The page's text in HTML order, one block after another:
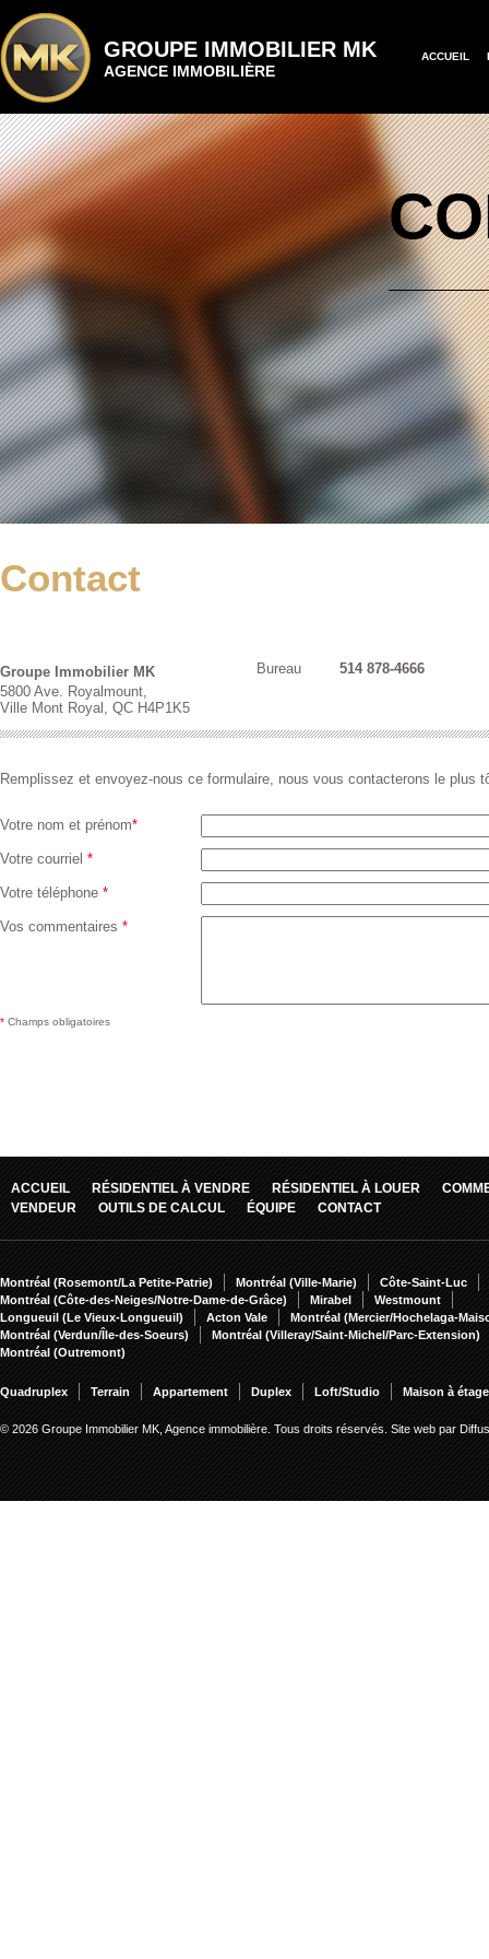
GROUPE IMMOBILIER MK
AGENCE IMMOBILIÈRE
ACCUEIL
Contact
Groupe Immobilier MK
5800 Ave. Royalmount,
Ville Mont Royal, QC H4P1K5
Bureau 514 878-4666
Remplissez et envoyez-nous ce formulaire, nous vous contacterons le plus
Votre nom et prénom*
Votre courriel *
Votre téléphone *
Vos commentaires *
* Champs obligatoires
ACCUEIL RÉSIDENTIEL À VENDRE RÉSIDENTIEL À LOUER
VENDEUR
OUTILS DE CALCUL ÉQUIPE CONTACT
Montréal (Rosemont/La Petite-Patrie) Montréal (Ville-Marie)
Côte-Saint-Luc
Montréal (Côte-des-Neiges/Notre-Dame-de-Grâce)
Mirabel
Westmount
Longueuil (Le Vieux-Longueuil)
Acton Vale
Montréal (Mercier/Hochelaga-
Montréal (Verdun/Île-des-Soeurs)
Montréal (Villeray/Saint-Michel/Parc-Extension)
Montréal (Outremont)
Quadruplex Terrain Appartement Duplex Loft/Studio Maison à
© 2026 Groupe Immobilier MK, Agence immobilière. Tous droits réservés. Site web par